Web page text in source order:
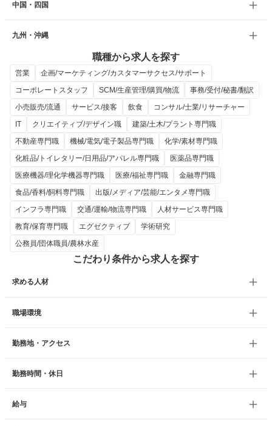
中国・四国
九州・沖縄
職種から求人を探す
営業
企画/マーケティング/カスタマーサクセス/サポート
コーポレートスタッフ
SCM/生産管理/購買/物流
事務/受付/秘書/翻訳
小売販売/流通
サービス/接客 飲食
コンサル/士業/リサーチャー
IT
クリエイティブ/デザイン職
建築/土木/プラント専門職
不動産専門職
機械/電気/電子製品専門職
化学/素材専門職
化粧品/トイレタリー/日用品/アパレル専門職
医薬品専門職
医療機器/理化学機器専門職
医療/福祉専門職
金融専門職
食品/香料/飼料専門職
出版/メディア/芸能/エンタメ専門職
インフラ専門職
交通/運輸/物流専門職
人材サービス専門職
教育/保育専門職
エグゼクティブ
学術研究
公務員/団体職員/農林水産
こだわり条件から求人を探す
求める人材
職場環境
勤務地・アクセス
勤務時間・休日
給与